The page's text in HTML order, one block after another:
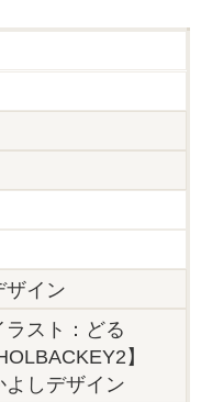
ザイン
スト：どる
】
よしデザイン